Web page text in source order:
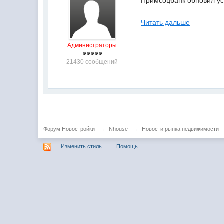
Администраторы
21430 сообщений
Читать дальше
Форум Новостройки → Nhouse → Новости рынка недвижимости
Изменить стиль Помощь